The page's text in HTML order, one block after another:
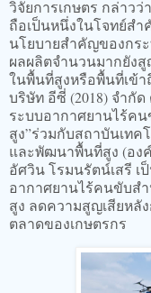
วิจัยการเกษตร กล่าวว่
ถือเป็นหนึ่งในโจทย์ส
นโยบายสำคัญของกร
ผลผลิตจำนวนมากยังสู
ในพื้นที่สูงหรือพื้นที่เข้า
บริษัท อีซี่ (2018) จำกั
ระบบอากาศยานไร้ค
สูง”ร่วมกับสถาบันเทค
และพัฒนาพื้นที่สูง (อง
อัศวิน โรมนรัตน์เสรี
อากาศยานไร้คนขับส
สูง ลดความสูญเสียหลัง
ตลาดของเกษตรกร